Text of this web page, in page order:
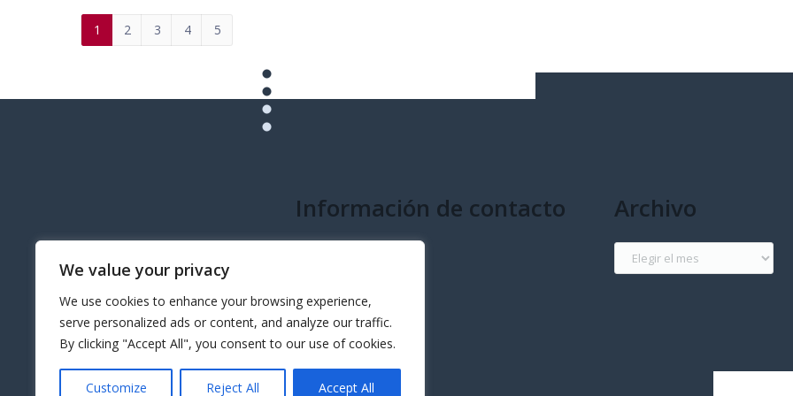
We value your privacy
We use cookies to enhance your browsing experience,
serve personalized ads or content, and analyze our traffic.
By clicking "Accept All", you consent to our use of cookies.
Customize Reject All Accept All
1 2 3 4 5
Información de contacto Archivo
Archivo